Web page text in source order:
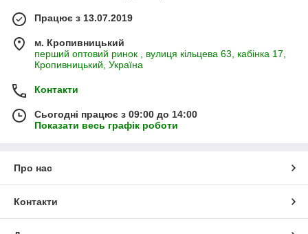
Працює з 13.07.2019
м. Кропивницький
перший оптовий ринок , вулиця кільцева 63, кабінка 17,
Кропивницький, Україна
Контакти
Сьогодні працює з 09:00 до 14:00
Показати весь графік роботи
Про нас
Контакти